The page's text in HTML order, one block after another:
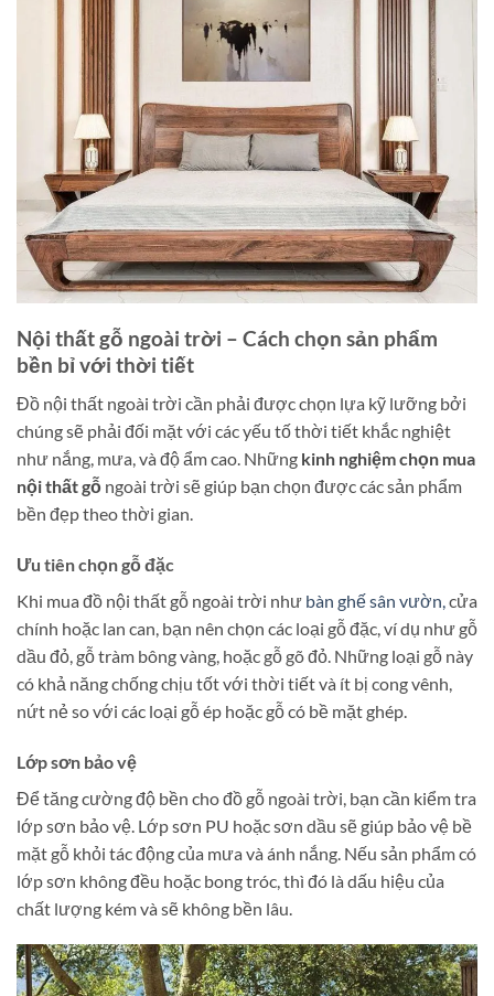
Nội thất gỗ ngoài trời – Cách chọn sản phẩm
bền bỉ với thời tiết
Đồ nội thất ngoài trời cần phải được chọn lựa kỹ lưỡng bởi
chúng sẽ phải đối mặt với các yếu tố thời tiết khắc nghiệt
như nắng, mưa, và độ ẩm cao. Những kinh nghiệm chọn mua
nội thất gỗ ngoài trời sẽ giúp bạn chọn được các sản phẩm
bền đẹp theo thời gian.
Ưu tiên chọn gỗ đặc
Khi mua đồ nội thất gỗ ngoài trời như bàn ghế sân vườn, cửa
chính hoặc lan can, bạn nên chọn các loại gỗ đặc, ví dụ như gỗ
dầu đỏ, gỗ tràm bông vàng, hoặc gỗ gõ đỏ. Những loại gỗ này
có khả năng chống chịu tốt với thời tiết và ít bị cong vênh,
nứt nẻ so với các loại gỗ ép hoặc gỗ có bề mặt ghép​.
Lớp sơn bảo vệ
Để tăng cường độ bền cho đồ gỗ ngoài trời, bạn cần kiểm tra
lớp sơn bảo vệ. Lớp sơn PU hoặc sơn dầu sẽ giúp bảo vệ bề
mặt gỗ khỏi tác động của mưa và ánh nắng. Nếu sản phẩm có
lớp sơn không đều hoặc bong tróc, thì đó là dấu hiệu của
chất lượng kém và sẽ không bền lâu.